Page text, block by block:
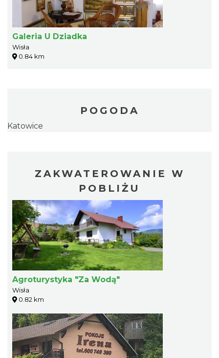
Galeria U Dziadka
Wisła
0.84 km
POGODA
Katowice
ZAKWATEROWANIE W
POBLIŻU
Agroturystyka "Za Wodą"
Wisła
0.82 km